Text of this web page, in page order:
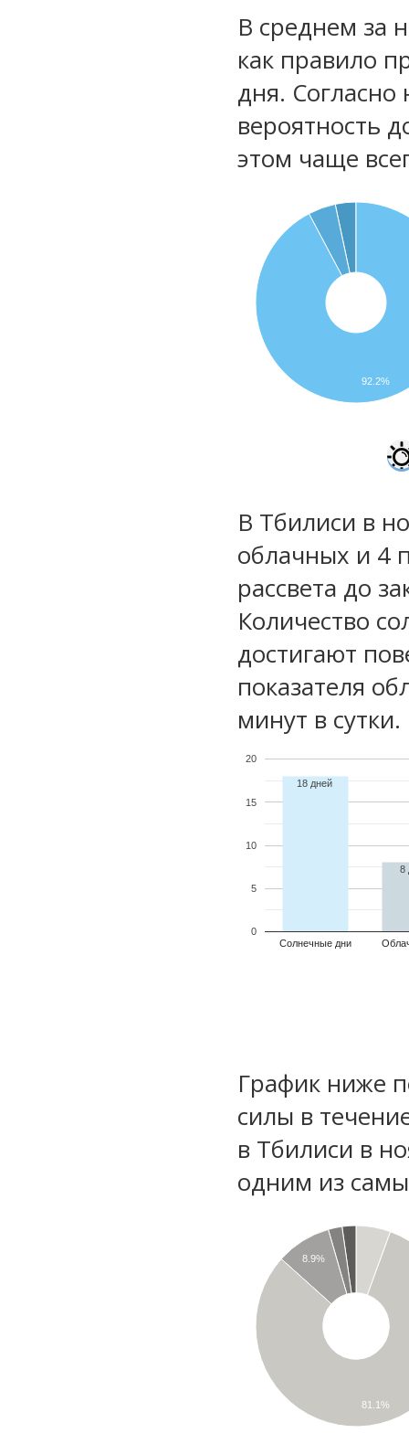
В среднем за
как правило
дня.
вероятность
этом чаще
92.2%
В Тбилиси в
облачных и 4
рассвета до
Количество
достигают
показателя
минут в сутки.
Солнечные дни
0
5
10
15
20
18 дней
8
График ниже
силы в
в Тбилиси в
одним из
8.9%
81.1%